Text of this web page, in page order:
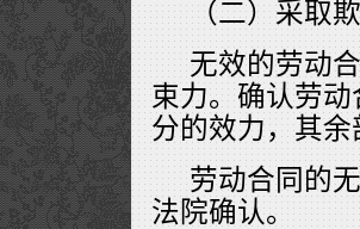
（二）采取
无效的劳动
束力。确认劳
分的效力，其
劳动合同的
法院确认。